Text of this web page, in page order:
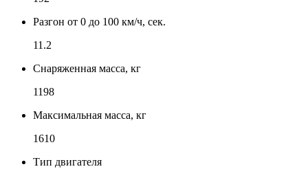
Разгон от 0 до 100 км/ч, сек.
11.2
Снаряженная масса, кг
1198
Максимальная масса, кг
1610
Тип двигателя